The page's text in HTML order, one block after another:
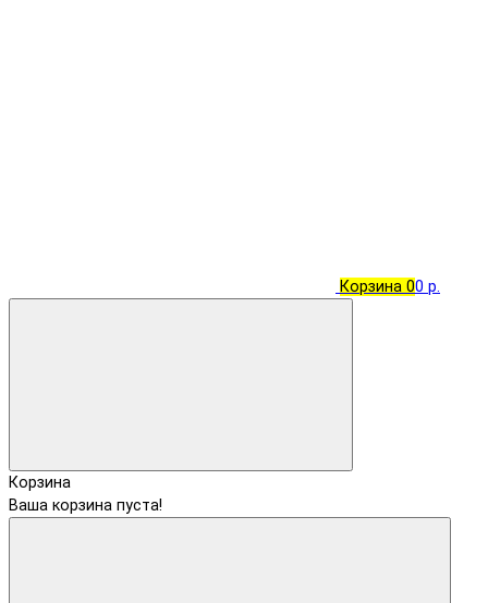
Корзина 00 р.
Корзина
Ваша корзина пуста!